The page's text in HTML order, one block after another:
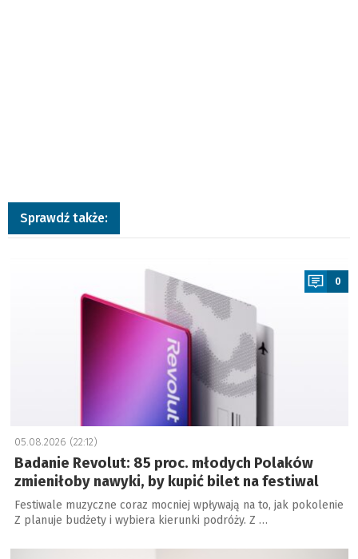
Sprawdź także:
0
05.08.2026 (22:12)
Badanie Revolut: 85 proc. młodych Polaków
zmieniłoby nawyki, by kupić bilet na festiwal
Festiwale muzyczne coraz mocniej wpływają na to, jak pokolenie
Z planuje budżety i wybiera kierunki podróży. Z …
a